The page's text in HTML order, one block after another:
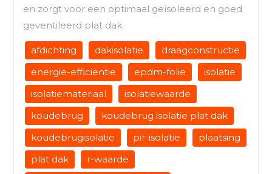
en zorgt voor een optimaal geïsoleerd en goed
geventileerd plat dak.
afdichting dakisolatie
draagconstructie
energie-efficiëntie
epdm-folie
isolatie
isolatiemateriaal
isolatiewaarde
koudebrug
koudebrug isolatie plat dak
koudebrugisolatie
pir-isolatie
plaatsing
plat dak
r-waarde